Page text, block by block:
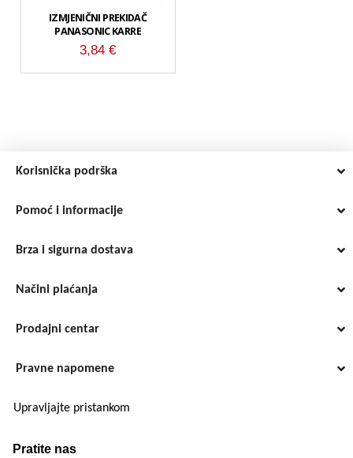
IZMJENIČNI PREKIDAČ
PANASONIC KARRE
3,84€
Korisnička podrška
Pomoć i informacije
Brza i sigurna dostava
Načini plaćanja
Prodajni centar
Pravne napomene
Upravljajte pristankom
Pratite nas